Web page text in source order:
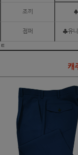
조끼
점퍼 ♣유
ㅌ
캐